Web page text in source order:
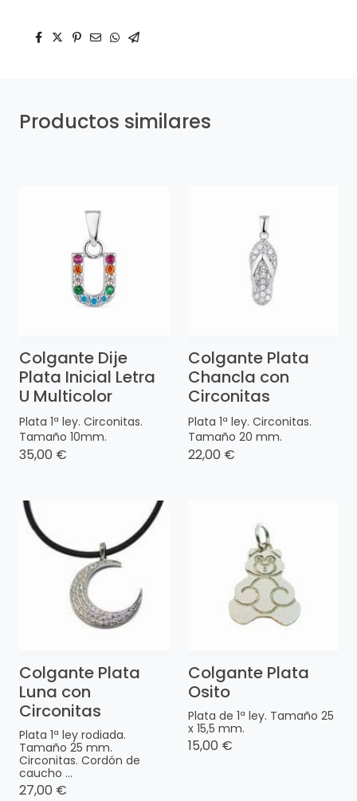
Productos similares
Colgante Dije
Plata Inicial Letra
U Multicolor
Plata 1ª ley. Circonitas.
Tamaño 10mm.
35,00 €
Colgante Plata
Chancla con
Circonitas
Plata 1ª ley. Circonitas.
Tamaño 20 mm.
22,00 €
Colgante Plata
Luna con
Circonitas
Plata 1ª ley rodiada.
Tamaño 25 mm.
Circonitas. Cordón de
caucho ...
27,00 €
Colgante Plata
Osito
Plata de 1ª ley. Tamaño 25
x 15,5 mm.
15,00 €